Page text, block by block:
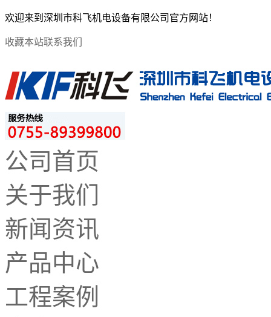
欢迎来到深圳市科飞机电设备有限公司官方网站！
收藏本站联系我们
公司首页
关于我们
新闻资讯
产品中心
工程案例